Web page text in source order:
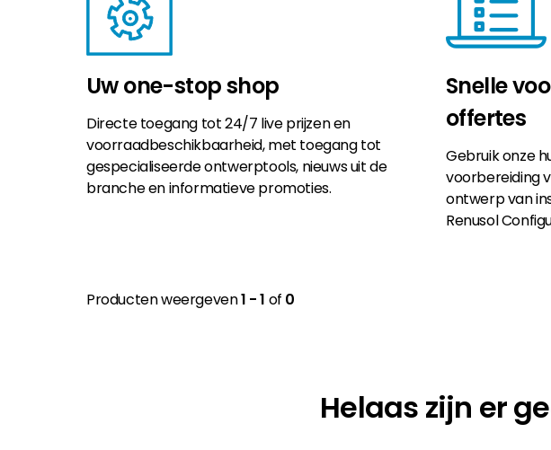
Uw one-stop shop
Directe toegang tot 24/7 live prijzen en
voorraadbeschikbaarheid, met toegang tot
gespecialiseerde ontwerptools, nieuws uit de
branche en informatieve promoties.
Snelle
offertes
Gebruik onze
voorbereiding
ontwerp van
Renusol
Producten weergeven1 - 1 of 0
Helaas zijn er